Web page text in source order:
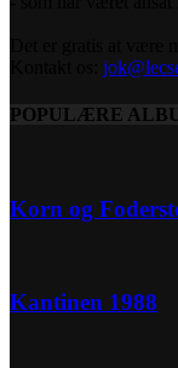
POPULÆRE
Korn og
Kantinen 1988